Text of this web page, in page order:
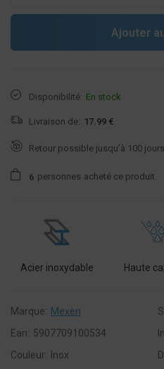
Ajouter
Disponibilité: En stock
Livraison de: 17.99 €
Retour possible jusqu’à 100 jours
6 personnes acheté ce produit.
Acier inoxydable Haute
Marque: Mexen
Ean: 5907709100534
Couleur:
Inox